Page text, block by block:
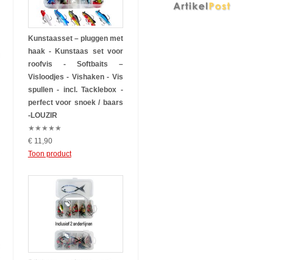
Kunstaasset – pluggen met
haak - Kunstaas set voor
roofvis - Softbaits –
Visloodjes - Vishaken - Vis
spullen - incl. Tacklebox -
perfect voor snoek / baars
-LOUZIR
★★★★★
€ 11,90
Toon product